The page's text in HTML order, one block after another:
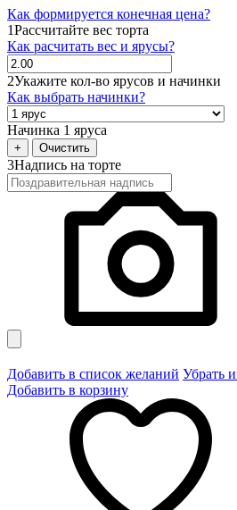
Как формируется конечная цена?
1Рассчитайте вес торта
Как расчитать вес и ярусы?
2Укажите кол-во ярусов и начинки
Как выбрать начинки?
Начинка 1 яруса
+ Очистить
3Надпись на торте
Добавить в список желаний Убрать
Добавить в корзину